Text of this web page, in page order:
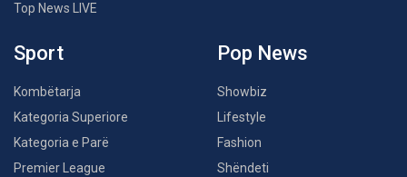
Top News LIVE
Sport
Kombëtarja
Kategoria Superiore
Kategoria e Parë
Premier League
Pop News
Showbiz
Lifestyle
Fashion
Shëndeti